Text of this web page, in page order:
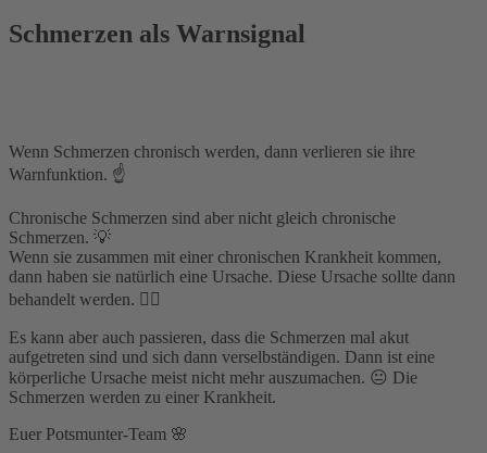
Schmerzen als Warnsignal
Wenn Schmerzen chronisch werden, dann verlieren sie ihre
Warnfunktion. ☝️
Chronische Schmerzen sind aber nicht gleich chronische
Schmerzen. 💡
Wenn sie zusammen mit einer chronischen Krankheit kommen,
dann haben sie natürlich eine Ursache. Diese Ursache sollte dann
behandelt werden. 🧑‍⚕️
Es kann aber auch passieren, dass die Schmerzen mal akut
aufgetreten sind und sich dann verselbständigen. Dann ist eine
körperliche Ursache meist nicht mehr auszumachen. 😐 Die
Schmerzen werden zu einer Krankheit.
Euer Potsmunter-Team 🌸